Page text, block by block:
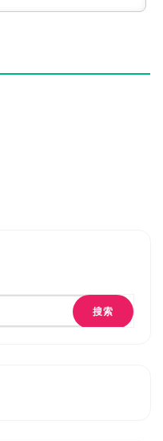
搜索